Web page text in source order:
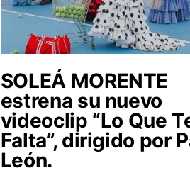
SOLEÁ MORENTE
estrena su nuevo
videoclip “Lo Que
Falta”, dirigido por
León.